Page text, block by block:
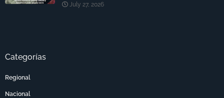
July 27, 2026
Categorías
Regional
Nacional